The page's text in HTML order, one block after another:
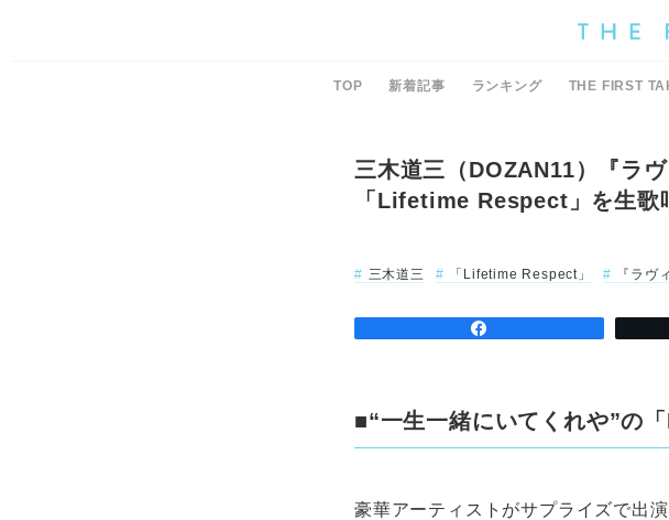
TOP 新着記事 ランキング THE FIRST
三木道三（DOZAN11）『ラ
「Lifetime Respect」を生歌
三木道三
「Lifetime Respect」 『ラヴ
■“一生一緒にいてくれや”の
豪華アーティストがサプライズで出